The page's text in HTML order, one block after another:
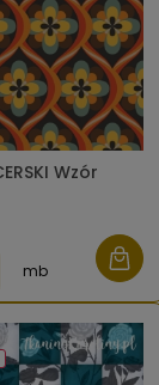
Wzór
mb